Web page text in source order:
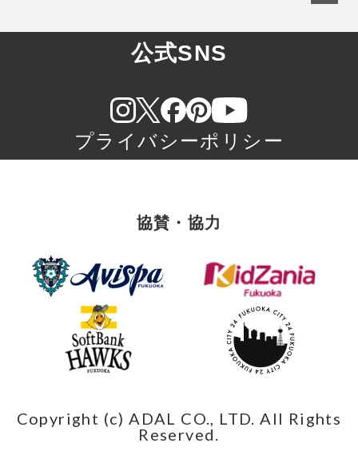
公式SNS
プライバシーポリシー
協賛・協力
Copyright (c) ADAL CO., LTD. All Rights
Reserved.